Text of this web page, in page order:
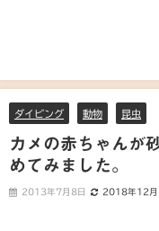
ダイビング 動物 昆虫
カメの赤ちゃんが
めてみました。
2013年7月8日 2018年12月